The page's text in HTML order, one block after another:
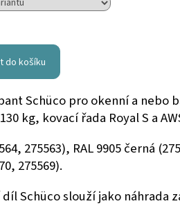
do košíku
Schüco pro okenní a nebo
kg, kovací řada Royal S a
275563), RAL 9905 černá
275569).
Schüco slouží jako náhrada